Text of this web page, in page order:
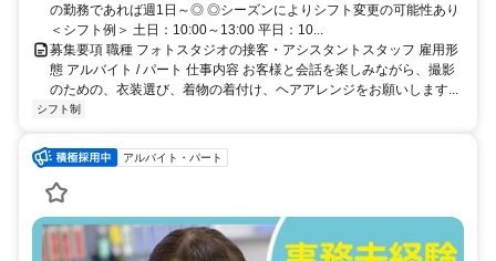
の勤務であれば週1日～◎ ◎シーズンによりシフト変更の可能性あり
＜シフト例＞ 土日：10:00～13:00 平日：10...
募集要項 職種 フォトスタジオの接客・アシスタントスタッフ 雇用形
態 アルバイト / パート 仕事内容 お客様と会話を楽しみながら、撮影
のための、衣装選び、着物の着付け、ヘアアレンジをお願いします...
シフト制
アルバイト・パート